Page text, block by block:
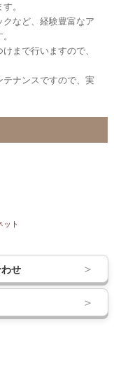
。
など、経験豊富なア
まで行いますので、
ナンスですので、実
ット
せ